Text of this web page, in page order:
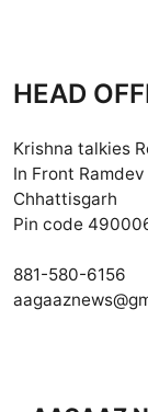
HEAD
Krishna talkies
In Front
Chhattisgarh
Pin code
881-580-6156